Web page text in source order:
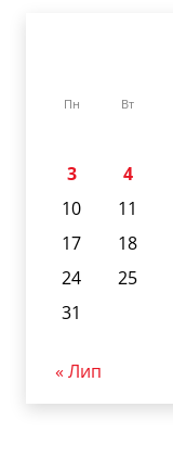
Пн Вт
3
4
10
11
17
18
24
25
31
« Лип